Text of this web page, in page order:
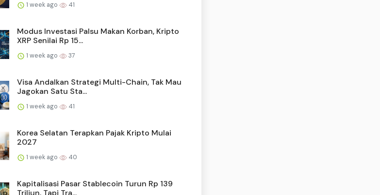
1 week ago 41
Modus Investasi Palsu Makan Korban, Kripto
XRP Senilai Rp 15...
1 week ago 37
Visa Andalkan Strategi Multi-Chain, Tak Mau
Jagokan Satu Sta...
1 week ago 41
Korea Selatan Terapkan Pajak Kripto Mulai
2027
1 week ago 40
Kapitalisasi Pasar Stablecoin Turun Rp 139
Triliun, Tapi Tra...